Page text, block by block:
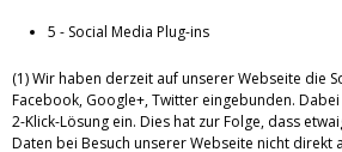
5 - Social Media Plug-ins
(1) Wir haben derzeit auf unserer Webseite die
Facebook, Google+, Twitter eingebunden.
2-Klick-Lösung ein. Dies hat zur Folge, dass
Daten bei Besuch unserer Webseite nicht direkt